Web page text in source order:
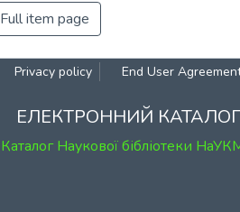
Full item page
Privacy policy End User
ЕЛЕКТРОННИЙ КАТАЛОГ
Каталог Наукової бібліотеки